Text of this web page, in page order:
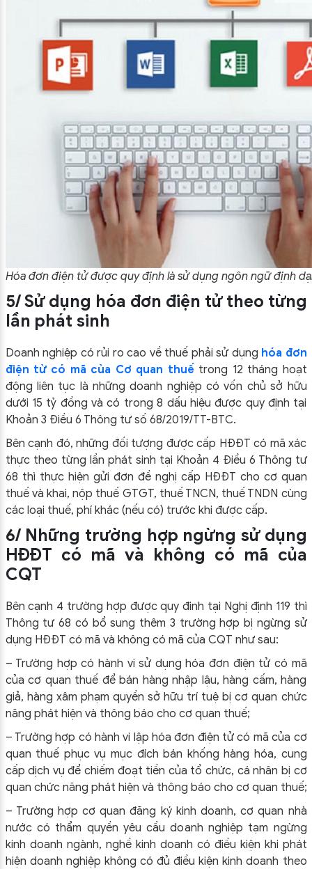
Hóa đơn điện tử được quy định là sử dụng ngôn ngữ định
5/ Sử dụng hóa đơn điện tử theo từng
lần phát sinh
Doanh nghiệp có rủi ro cao về thuế phải sử dụng hóa đơn
điện tử có mã của Cơ quan thuế trong 12 tháng hoạt
động liên tục là những doanh nghiệp có vốn chủ sở hữu
dưới 15 tỷ đồng và có trong 8 dấu hiệu được quy định tại
Khoản 3 Điều 6 Thông tư số 68/2019/TT-BTC.
Bên cạnh đó, những đối tượng được cấp HĐĐT có mã xác
thực theo từng lần phát sinh tại Khoản 4 Điều 6 Thông tư
68 thì thực hiện gửi đơn đề nghị cấp HĐĐT cho cơ quan
thuế và khai, nộp thuế GTGT, thuế TNCN, thuế TNDN cùng
các loại thuế, phí khác (nếu có) trước khi được cấp.
6/ Những trường hợp ngừng sử dụng
HĐĐT có mã và không có mã của
CQT
Bên cạnh 4 trường hợp được quy đinh tại Nghị định 119 thì
Thông tư 68 có bổ sung thêm 3 trường hợp bị ngừng sử
dụng HĐĐT có mã và không có mã của CQT như sau:
– Trường hợp có hành vi sử dụng hóa đơn điện tử có mã
của cơ quan thuế để bán hàng nhập lậu, hàng cấm, hàng
giả, hàng xâm phạm quyền sở hữu trí tuệ bị cơ quan chức
năng phát hiện và thông báo cho cơ quan thuế;
– Trường hợp có hành vi lập hóa đơn điện tử có mã của cơ
quan thuế phục vụ mục đích bán khống hàng hóa, cung
cấp dịch vụ để chiếm đoạt tiền của tổ chức, cá nhân bị cơ
quan chức năng phát hiện và thông báo cho cơ quan thuế;
– Trường hợp cơ quan đăng ký kinh doanh, cơ quan nhà
nước có thẩm quyền yêu cầu doanh nghiệp tạm ngừng
kinh doanh ngành, nghề kinh doanh có điều kiện khi phát
hiện doanh nghiệp không có đủ điều kiện kinh doanh theo